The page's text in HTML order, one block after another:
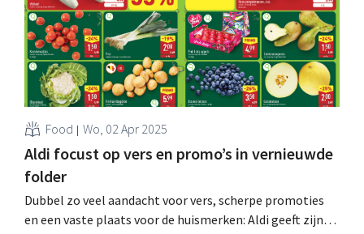
Food Wo, 02 Apr 2025
Aldi focust op vers en promo’s in vernieuwde
folder
Dubbel zo veel aandacht voor vers, scherpe promoties
en een vaste plaats voor de huismerken: Aldi geeft zijn